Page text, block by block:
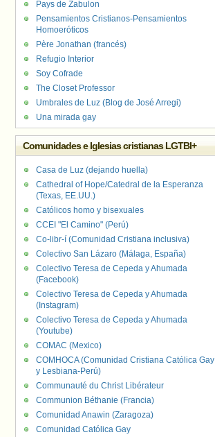
Pays de Zabulon
Pensamientos Cristianos-Pensamientos
Homoeróticos
Père Jonathan (francés)
Refugio Interior
Soy Cofrade
The Closet Professor
Umbrales de Luz (Blog de José Arregi)
Una mirada gay
Comunidades e Iglesias cristianas LGTBI+
Casa de Luz (dejando huella)
Cathedral of Hope/Catedral de la Esperanza
(Texas, EE.UU.)
Católicos homo y bisexuales
CCEI "El Camino" (Perú)
Co-libr-í (Comunidad Cristiana inclusiva)
Colectivo San Lázaro (Málaga, España)
Colectivo Teresa de Cepeda y Ahumada
(Facebook)
Colectivo Teresa de Cepeda y Ahumada
(Instagram)
Colectivo Teresa de Cepeda y Ahumada
(Youtube)
COMAC (Mexico)
COMHOCA (Comunidad Cristiana Católica Gay
y Lesbiana-Perú)
Communauté du Christ Libérateur
Communion Béthanie (Francia)
Comunidad Anawin (Zaragoza)
Comunidad Católica Gay